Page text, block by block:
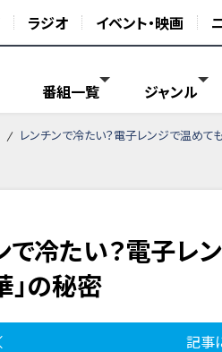
ラジオ イベント・映画
番組一覧 ジャンル
レンチンで冷たい？電子レンジで温めて
で冷たい？電子レ
」の秘密
記事